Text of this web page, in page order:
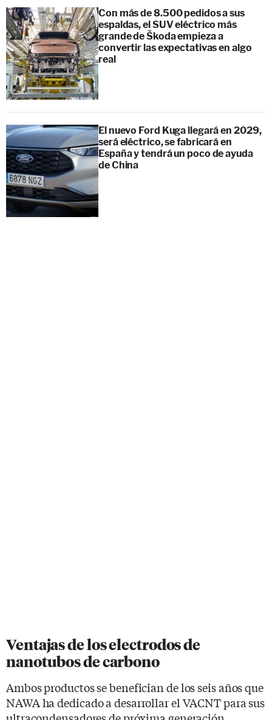
Con más de 8.500 pedidos a sus
espaldas, el SUV eléctrico más
grande de Škoda empieza a
convertir las expectativas en algo
real
El nuevo Ford Kuga llegará en 2029,
será eléctrico, se fabricará en
España y tendrá un poco de ayuda
de China
Ventajas de los electrodos de
nanotubos de carbono
Ambos productos se benefician de los seis años que
NAWA ha dedicado a desarrollar el VACNT para sus